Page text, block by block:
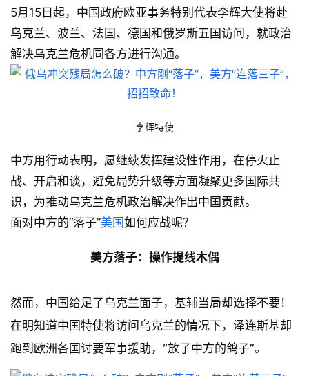
5月15日起，中国政府欧亚事务特别代表李辉大使将赴
乌克兰、波兰、法国、德国和俄罗斯五国访问，就政治
解决乌克兰危机同各方进行沟通。
李辉特使
中方用行动表明，愿继续发挥建设性作用，在停火止
战、开启和谈，避免局势升级等方面凝聚更多国际共
识，为推动乌克兰危机政治解决作出中国贡献。
面对中方的“落子”美国如何应战呢？
美方落子：操作提线木偶
然而，中国给足了乌克兰面子，基辅当局却选择不要！
在明知道中国特使将访问乌克兰的情况下，泽连斯基却
跑到欧洲各国讨要军事援助，“放了中方的鸽子”。